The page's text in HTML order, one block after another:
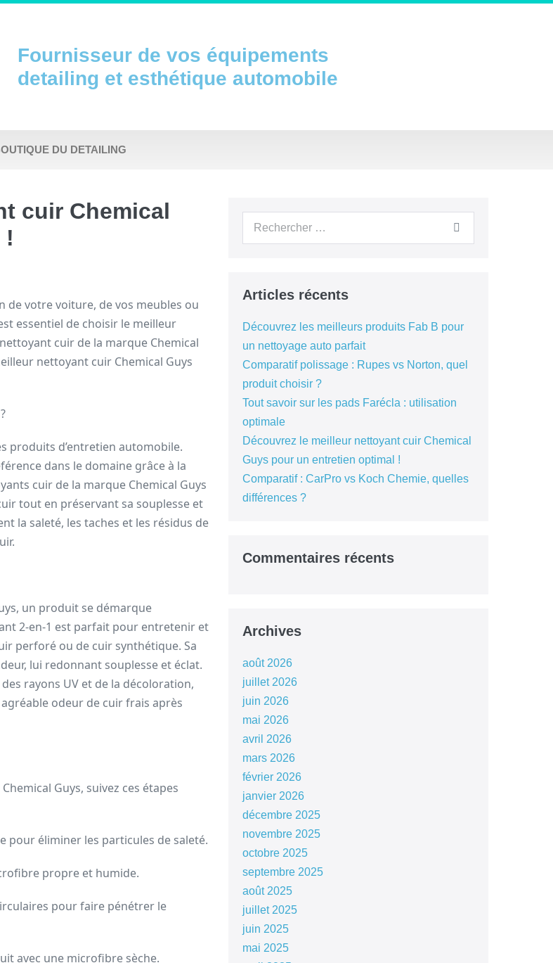
Fournisseur de vos équipements
detailing et esthétique automobile
DU DETAILING
cuir Chemical
!
de votre voiture, de vos meubles ou
essentiel de choisir le meilleur
cuir de la marque Chemical
nettoyant cuir Chemical Guys
produits d’entretien automobile.
dans le domaine grâce à la
cuir de la marque Chemical Guys
tout en préservant sa souplesse et
la saleté, les taches et les résidus de
un produit se démarque
2-en-1 est parfait pour entretenir et
perforé ou de cuir synthétique. Sa
lui redonnant souplesse et éclat.
rayons UV et de la décoloration,
odeur de cuir frais après
Guys, suivez ces étapes
pour éliminer les particules de saleté.
propre et humide.
pour faire pénétrer le
avec une microfibre sèche.
Articles récents
Découvrez les meilleurs produits Fab B pour
un nettoyage auto parfait
Comparatif polissage : Rupes vs Norton, quel
produit choisir ?
Tout savoir sur les pads Farécla : utilisation
optimale
Découvrez le meilleur nettoyant cuir Chemical
Guys pour un entretien optimal !
Comparatif : CarPro vs Koch Chemie, quelles
différences ?
Commentaires récents
Archives
août 2026
juillet 2026
juin 2026
mai 2026
avril 2026
mars 2026
février 2026
janvier 2026
décembre 2025
novembre 2025
octobre 2025
septembre 2025
août 2025
juillet 2025
juin 2025
mai 2025